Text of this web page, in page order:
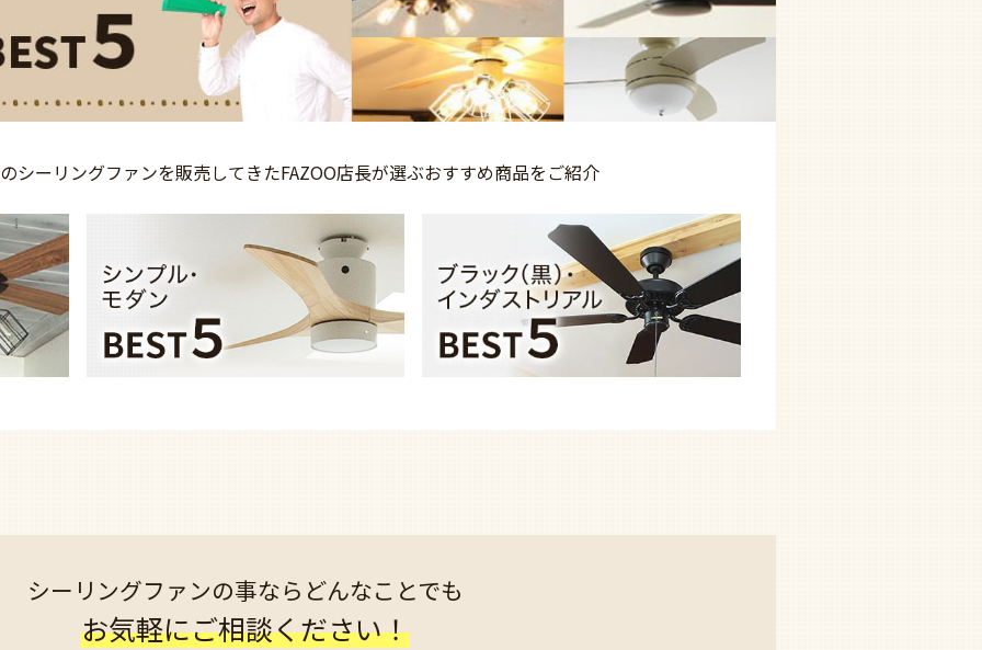
シーリングファンを販売してきたFAZOO店長が選ぶおすすめ商品をご紹介
シーリングファンの事なら どんなことでも
お気軽にご相談ください！